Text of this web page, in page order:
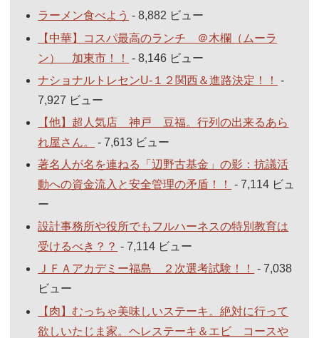
ラーメン食べよう - 8,882 ビュー
【中華】コスパ最高のランチ ＠木欄（ムーラ
ン） 加東市！！
- 8,146 ビュー
ナショナルトレセンU-１２関西＆進路決定！！
-
7,927 ビュー
【他】超人気店 神戸 豆福。行列の出来るあら
れ屋さん。
- 7,613 ビュー
著名人が名を連ねる「辺野古基金」の影：抗議活
動への資金流入と安全管理の矛盾！！
- 7,114 ビュ
ー
設計事務所や役所でもフルハーネスの特別教育は
受けるべき？？ - 7,114 ビュー
ＪＦＡアカデミー福島 ２次選考試験！！
- 7,038
ビュー
【肉】むっちゃ美味しいステーキ。絶対に行って
欲しいたじま家。ヘレステーキ＆エビ コースや